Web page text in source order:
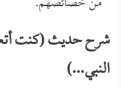
شرح حديث (كنت
النبي...)